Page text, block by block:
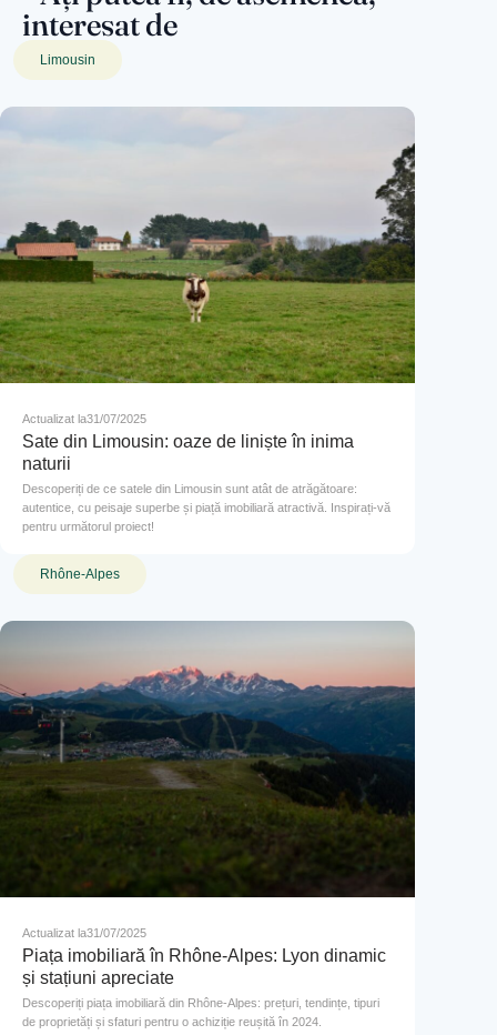
interesat de
Limousin
Actualizat la31/07/2025
Sate din Limousin: oaze de liniște în inima
naturii
Descoperiți de ce satele din Limousin sunt atât de atrăgătoare:
autentice, cu peisaje superbe și piață imobiliară atractivă. Inspirați-vă
pentru următorul proiect!
Rhône-Alpes
Actualizat la31/07/2025
Piața imobiliară în Rhône-Alpes: Lyon dinamic
și stațiuni apreciate
Descoperiți piața imobiliară din Rhône-Alpes: prețuri, tendințe, tipuri
de proprietăți și sfaturi pentru o achiziție reușită în 2024.